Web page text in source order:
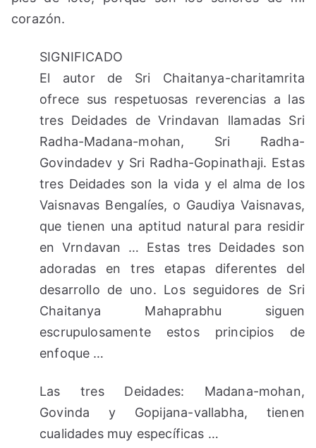
corazón.
SIGNIFICADO
El autor de Sri Chaitanya-charitamrita
ofrece sus respetuosas reverencias a las
tres Deidades de Vrindavan llamadas Sri
Radha-Madana-mohan, Sri Radha-
Govindadev y Sri Radha-Gopinathaji. Estas
tres Deidades son la vida y el alma de los
Vaisnavas Bengalíes, o Gaudiya Vaisnavas,
que tienen una aptitud natural para residir
en Vrndavan … Estas tres Deidades son
adoradas en tres etapas diferentes del
desarrollo de uno. Los seguidores de Sri
Chaitanya Mahaprabhu siguen
escrupulosamente estos principios de
enfoque …
Las tres Deidades: Madana-mohan,
Govinda y Gopijana-vallabha, tienen
cualidades muy específicas …